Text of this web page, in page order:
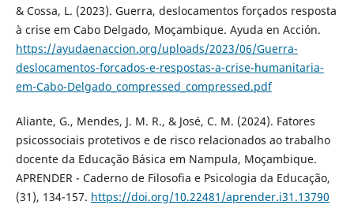
& Cossa, L. (2023). Guerra, deslocamentos forçados resposta
à crise em Cabo Delgado, Moçambique. Ayuda en Acción.
https://ayudaenaccion.org/uploads/2023/06/Guerra-
deslocamentos-forcados-e-respostas-a-crise-humanitaria-
em-Cabo-Delgado_compressed_compressed.pdf
Aliante, G., Mendes, J. M. R., & José, C. M. (2024). Fatores
psicossociais protetivos e de risco relacionados ao trabalho
docente da Educação Básica em Nampula, Moçambique.
APRENDER - Caderno de Filosofia e Psicologia da Educação,
(31), 134-157. https://doi.org/10.22481/aprender.i31.13790